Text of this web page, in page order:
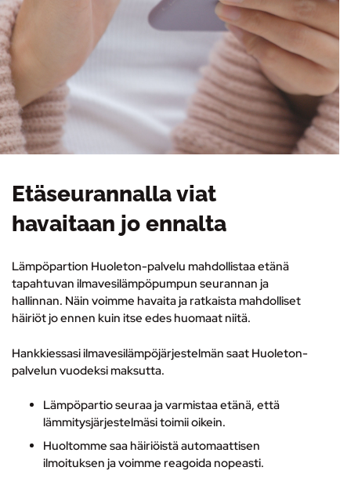
Etäseurannalla viat
havaitaan jo ennalta
Lämpöpartion Huoleton-palvelu mahdollistaa etänä
tapahtuvan ilmavesilämpöpumpun seurannan ja
hallinnan. Näin voimme havaita ja ratkaista mahdolliset
häiriöt jo ennen kuin itse edes huomaat niitä.
Hankkiessasi ilmavesilämpöjärjestelmän saat Huoleton-
palvelun vuodeksi maksutta.
Lämpöpartio seuraa ja varmistaa etänä, että
lämmitysjärjestelmäsi toimii oikein.
Huoltomme saa häiriöistä automaattisen
ilmoituksen ja voimme reagoida nopeasti.